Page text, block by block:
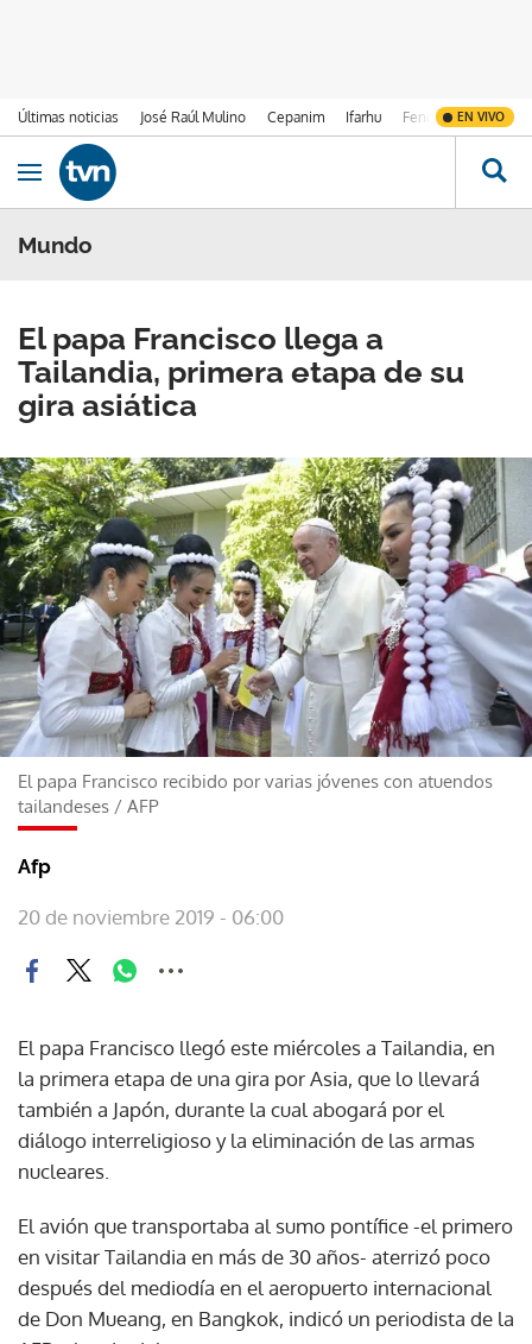
Últimas noticias José Raúl Mulino Cepanim Ifarhu Fenómeno de El
EN VIVO
Ir al contenido
Obrir navegació
Mundo
El papa Francisco llega a
Tailandia, primera etapa de su
gira asiática
El papa Francisco recibido por varias jóvenes con atuendos
tailandeses / AFP
Afp
20 de noviembre 2019 - 06:00
El papa Francisco llegó este miércoles a Tailandia, en
la primera etapa de una gira por Asia, que lo llevará
también a Japón, durante la cual abogará por el
diálogo interreligioso y la eliminación de las armas
nucleares.
El avión que transportaba al sumo pontífice -el primero
en visitar Tailandia en más de 30 años- aterrizó poco
después del mediodía en el aeropuerto internacional
de Don Mueang, en Bangkok, indicó un periodista de la